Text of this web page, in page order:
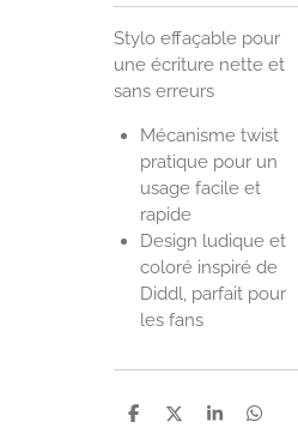
Stylo effaçable pour
une écriture nette et
sans erreurs
Mécanisme twist
pratique pour un
usage facile et
rapide
Design ludique et
coloré inspiré de
Diddl, parfait pour
les fans
P
P
P
P